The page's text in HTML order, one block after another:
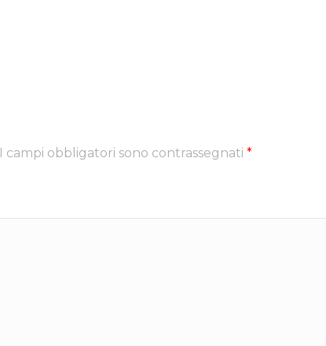
I campi obbligatori sono contrassegnati *